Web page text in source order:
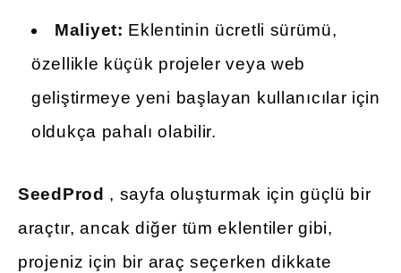
Maliyet: Eklentinin ücretli sürümü,
özellikle küçük projeler veya web
geliştirmeye yeni başlayan kullanıcılar için
oldukça pahalı olabilir.
SeedProd , sayfa oluşturmak için güçlü bir
araçtır, ancak diğer tüm eklentiler gibi,
projeniz için bir araç seçerken dikkate